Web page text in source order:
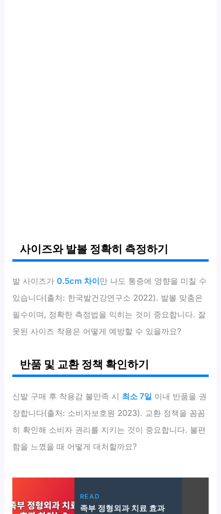
사이즈와 발볼 정확히 측정하기
발 사이즈가0.5cm 차이만 나도 통증에 영향을 미칠 수
있습니다(출처: 한국발건강연구소 2022). 발볼 맞춤은
필수이며, 정확한 측정법을 익히는 것이 중요합니다. 잘
못된 사이즈 착용은 어떻게 예방할 수 있을까요?
반품 및 교환 정책 확인하기
신발 구매 후 착용감 불만족 시 최소 7일 이내 반품을 권
장합니다(출처: 소비자보호원 2023). 교환 정책을 꼼꼼
히 확인해 소비자 권리를 지키는 것이 중요합니다. 불편
함을 느꼈을 때 어떻게 대처할까요?
READ
족부 정형외과 치료 효과